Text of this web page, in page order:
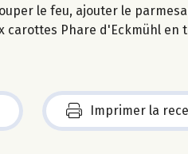
le feu, ajouter le
carottes Phare d'Eckmühl
Imprimer la